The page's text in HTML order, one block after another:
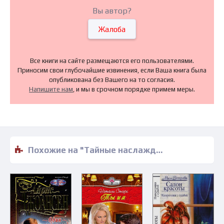
Вы автор?
Жалоба
Все книги на сайте размещаются его пользователями.
Приносим свои глубочайшие извинения, если Ваша книга была
опубликована без Вашего на то согласия.
Напишите нам, и мы в срочном порядке примем меры.
Похожие на "Тайные наслаждения - Джорджетт Хейер" книги читать бесплатно полные версии